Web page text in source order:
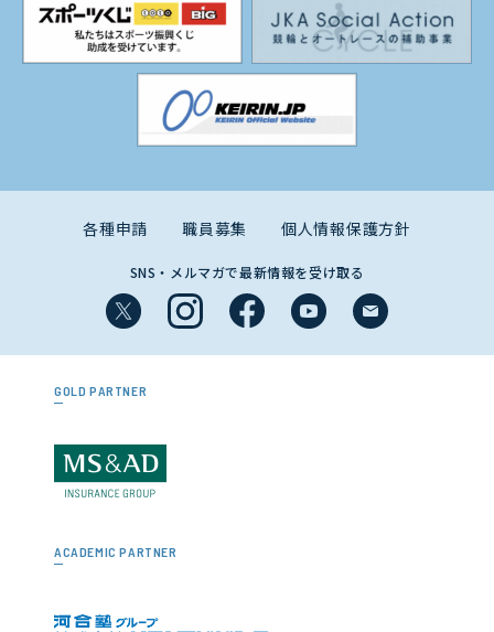
各種申請 職員募集 個人情報保護方針
SNS・メルマガで最新情報を受け取る
GOLD PARTNER
ACADEMIC PARTNER